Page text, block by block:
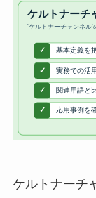
ケルトナーチ